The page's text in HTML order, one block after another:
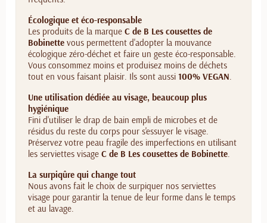
Écologique et éco-responsable
Les produits de la marque C de B Les cousettes de
Bobinette vous permettent d'adopter la mouvance
écologique zéro-déchet et faire un geste éco-responsable.
Vous consommez moins et produisez moins de déchets
tout en vous faisant plaisir. Ils sont aussi 100% VEGAN.
Une utilisation dédiée au visage, beaucoup plus
hygiénique
Fini d'utiliser le drap de bain empli de microbes et de
résidus du reste du corps pour s'essuyer le visage.
Préservez votre peau fragile des imperfections en utilisant
les serviettes visage C de B Les cousettes de Bobinette.
La surpiqûre qui change tout
Nous avons fait le choix de surpiquer nos serviettes
visage pour garantir la tenue de leur forme dans le temps
et au lavage.